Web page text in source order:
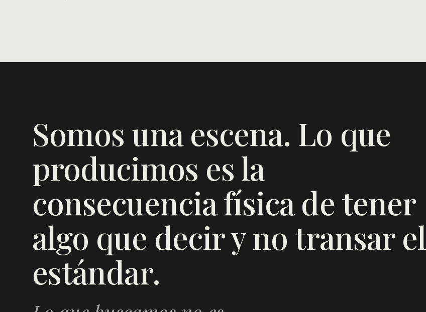
Somos una escena. Lo que
producimos es la
consecuencia física de tener
algo que decir y no transar el
estándar.